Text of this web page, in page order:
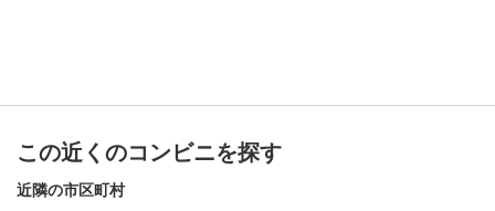
この近くのコンビニを探す
近隣の市区町村